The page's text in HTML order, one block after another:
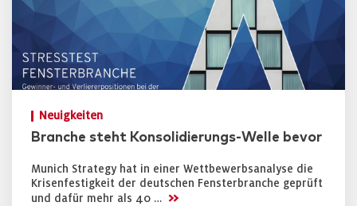
Neuigkeiten
Branche steht Konsolidierungs-Welle bevor
Munich Strategy hat in einer Wettbewerbsanalyse die
Krisenfestigkeit der deutschen Fensterbranche geprüft
und dafür mehr als 40 … >>